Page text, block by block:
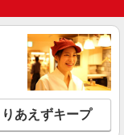
1.学校給食
上 2.学校給食経験5
月給26万円以上 3.集
養・保育園等） …
未経験・有資格者 …月
（千葉県香取市小見
りあえずキープ